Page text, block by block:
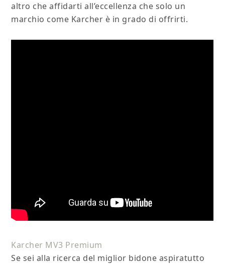
altro che affidarti all’eccellenza che solo un
marchio come Karcher è in grado di offrirti.
Karcher MV3 Premium
Se sei alla ricerca del miglior bidone aspiratutto